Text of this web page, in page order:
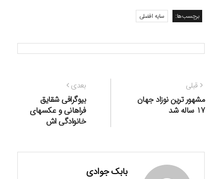
برچسب‌ها: سایه افضلی
راهبری
نوشته
قبلی
قبلی:
مشهور ترین نوزاد جهان
17 ساله شد
بعدی
بعدی:
بیوگرافی شقایق
فراهانی و عکسهای
خانوادگی اش
بابک جوادی